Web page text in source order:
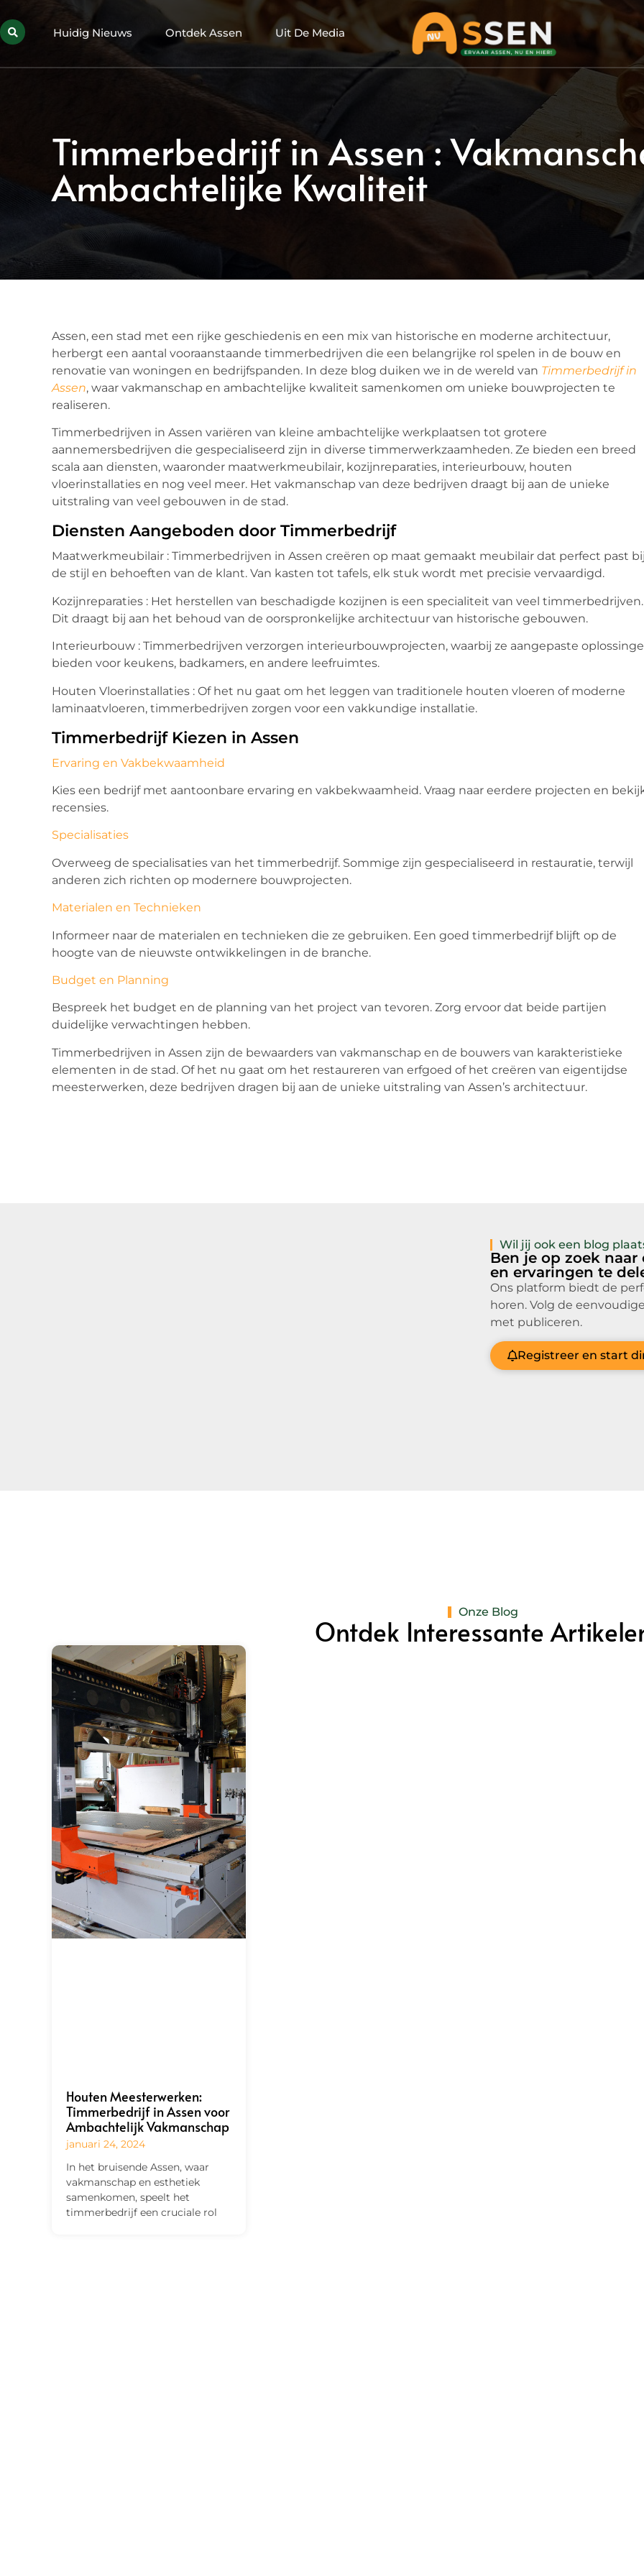
Huidig Nieuws Ontdek Assen Uit De Media
Timmerbedrijf in Assen :
Ambachtelijke Kwaliteit
Assen, een stad met een rijke geschiedenis en een mix van historische en moderne architectuur,
herbergt een aantal vooraanstaande timmerbedrijven die een belangrijke rol spelen in de bouw en
renovatie van woningen en bedrijfspanden. In deze blog duiken we in de wereld van Timmerbedrijf in
Assen, waar vakmanschap en ambachtelijke kwaliteit samenkomen om unieke bouwprojecten te
realiseren.
Timmerbedrijven in Assen variëren van kleine ambachtelijke werkplaatsen tot grotere
aannemersbedrijven die gespecialiseerd zijn in diverse timmerwerkzaamheden. Ze bieden een breed
scala aan diensten, waaronder maatwerkmeubilair, kozijnreparaties, interieurbouw, houten
vloerinstallaties en nog veel meer. Het vakmanschap van deze bedrijven draagt bij aan de unieke
uitstraling van veel gebouwen in de stad.
Diensten Aangeboden door Timmerbedrijf
Maatwerkmeubilair : Timmerbedrijven in Assen creëren op maat gemaakt meubilair dat perfect past
de stijl en behoeften van de klant. Van kasten tot tafels, elk stuk wordt met precisie vervaardigd.
Kozijnreparaties : Het herstellen van beschadigde kozijnen is een specialiteit van veel timmerbedrijven.
Dit draagt bij aan het behoud van de oorspronkelijke architectuur van historische gebouwen.
Interieurbouw : Timmerbedrijven verzorgen interieurbouwprojecten, waarbij ze aangepaste
bieden voor keukens, badkamers, en andere leefruimtes.
Houten Vloerinstallaties : Of het nu gaat om het leggen van traditionele houten vloeren of moderne
laminaatvloeren, timmerbedrijven zorgen voor een vakkundige installatie.
Timmerbedrijf Kiezen in Assen
Ervaring en Vakbekwaamheid
Kies een bedrijf met aantoonbare ervaring en vakbekwaamheid. Vraag naar eerdere projecten en
recensies.
Specialisaties
Overweeg de specialisaties van het timmerbedrijf. Sommige zijn gespecialiseerd in restauratie, terwijl
anderen zich richten op modernere bouwprojecten.
Materialen en Technieken
Informeer naar de materialen en technieken die ze gebruiken. Een goed timmerbedrijf blijft op de
hoogte van de nieuwste ontwikkelingen in de branche.
Budget en Planning
Bespreek het budget en de planning van het project van tevoren. Zorg ervoor dat beide partijen
duidelijke verwachtingen hebben.
Timmerbedrijven in Assen zijn de bewaarders van vakmanschap en de bouwers van karakteristieke
elementen in de stad. Of het nu gaat om het restaureren van erfgoed of het creëren van eigentijdse
meesterwerken, deze bedrijven dragen bij aan de unieke uitstraling van Assen’s architectuur.
Wil jij ook een blog
Ben je op zoek
en ervaringen te
Ons platform biedt de
horen. Volg de
met publiceren.
Registreer en start
Onze Blog
Ontdek Interessante
Houten Meesterwerken:
Timmerbedrijf in Assen voor
Ambachtelijk Vakmanschap
januari 24, 2024
In het bruisende Assen, waar
vakmanschap en esthetiek
samenkomen, speelt het
timmerbedrijf een cruciale rol